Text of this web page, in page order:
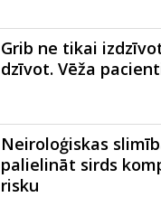
Grib ne tikai
dzīvot. Vēža
Neiroloģiskas
palielināt sirds
risku